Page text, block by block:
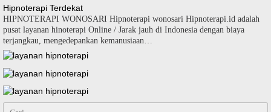
Hipnoterapi Terdekat
HIPNOTERAPI WONOSARI Hipnoterapi wonosari Hipnoterapi.id adalah
pusat layanan hinoterapi Online / Jarak jauh di Indonesia dengan biaya
terjangkau, mengedepankan kemanusiaan…